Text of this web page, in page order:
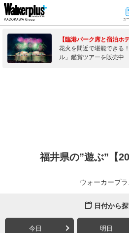
ニュ
【臨港パーク席と宿泊ホ
花火を間近で堪能できる
ル」鑑賞ツアーを販売中
福井県の”遊ぶ”【
ウォーカープ
日付から
今日 明日